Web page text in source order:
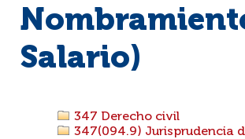
Salario)
347 Derecho civil
347(094.9) Jurisprudencia